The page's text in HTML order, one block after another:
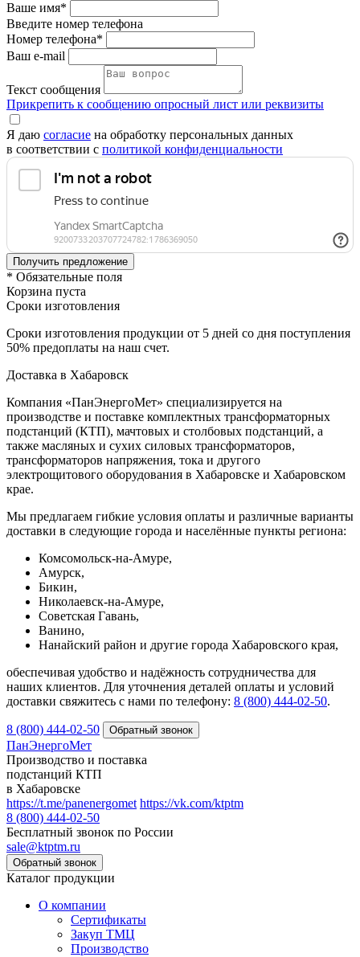
Ваше имя*
Введите номер телефона
Номер телефона*
Ваш e-mail
Текст сообщения
Прикрепить к сообщению опросный лист или реквизиты
Я даю согласие на обработку персональных данных
в соответствии с политикой конфиденциальности
* Обязательные поля
Корзина пуста
Сроки изготовления
Сроки изготовления продукции от 5 дней со дня поступления
50% предоплаты на наш счет.
Доставка в Хабаровск
Компания «ПанЭнергоМет» специализируется на
производстве и поставке комплектных трансформаторных
подстанций (КТП), мачтовых и столбовых подстанций, а
также масляных и сухих силовых трансформаторов,
трансформаторов напряжения, тока и другого
электрощитового оборудования в Хабаровске и Хабаровском
крае.
Мы предлагаем гибкие условия оплаты и различные варианты
доставки в следующие города и населённые пункты региона:
Комсомольск-на-Амуре,
Амурск,
Бикин,
Николаевск-на-Амуре,
Советская Гавань,
Ванино,
Нанайский район и другие города Хабаровского края,
обеспечивая удобство и надёжность сотрудничества для
наших клиентов. Для уточнения деталей оплаты и условий
доставки свяжитесь с нами по телефону: 8 (800) 444‑02‑50.
8 (800) 444-02-50
ПанЭнергоМет
Производство и поставка
подстанций КТП
в Хабаровске
https://t.me/panenergomet https://vk.com/ktptm
8 (800) 444-02-50
Бесплатный звонок по России
sale@ktptm.ru
Каталог продукции
О компании
Сертификаты
Закуп ТМЦ
Производство